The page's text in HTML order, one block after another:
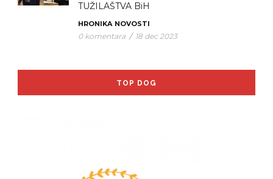
TUŽILAŠTVA BiH
HRONIKA NOVOSTI
0 komentara / 18 dec 2023
TOP DOG